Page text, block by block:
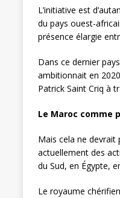
L’initiative est
du pays ouest-
présence élargie
Dans ce dernier
ambitionnait en
Patrick Saint Criq à
Le Maroc comme
Mais cela ne devrait
actuellement des
du Sud, en Égypte,
Le royaume